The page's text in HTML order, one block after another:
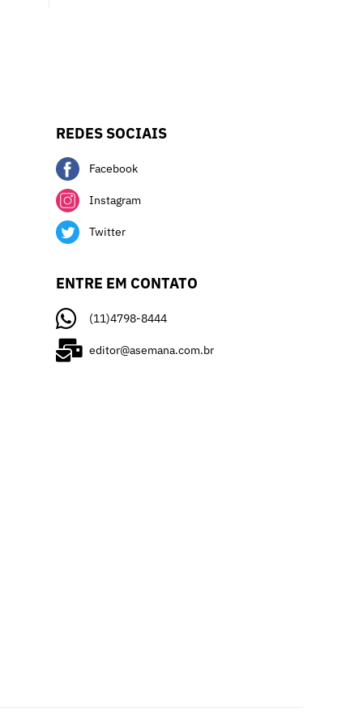
REDES SOCIAIS
Facebook
Instagram
Twitter
ENTRE EM CONTATO
(11)4798-8444
editor@asemana.com.br